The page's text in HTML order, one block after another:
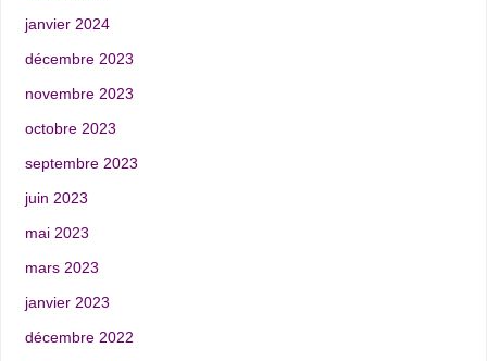
janvier 2024
décembre 2023
novembre 2023
octobre 2023
septembre 2023
juin 2023
mai 2023
mars 2023
janvier 2023
décembre 2022